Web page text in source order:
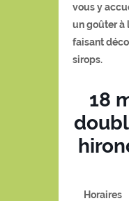
vous y
un goûter à
faisant
sirops.
18
Horaires